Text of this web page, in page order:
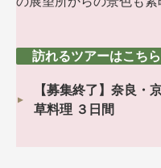
訪れるツアーはこち
【募集終了】奈良・
草料理 ３日間